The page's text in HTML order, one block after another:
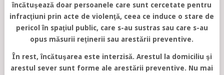
încătuşează doar persoanele care sunt cercetate pentru
infracţiuni prin acte de violenţă, ceea ce induce o stare de
pericol în spaţiul public, care s-au sustras sau care s-au
opus măsurii reţinerii sau arestării preventive.
În rest, încătuşarea este interzisă. Arestul la domiciliu şi
arestul sever sunt forme ale arestării preventive. Nu mai